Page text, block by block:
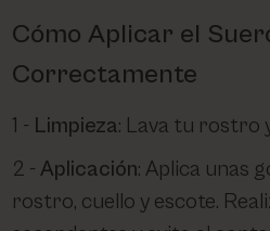
Cómo Aplicar el
Correctamente
Limpieza: Lava tu rostro
Aplicación: Aplica unas
rostro, cuello y escote.